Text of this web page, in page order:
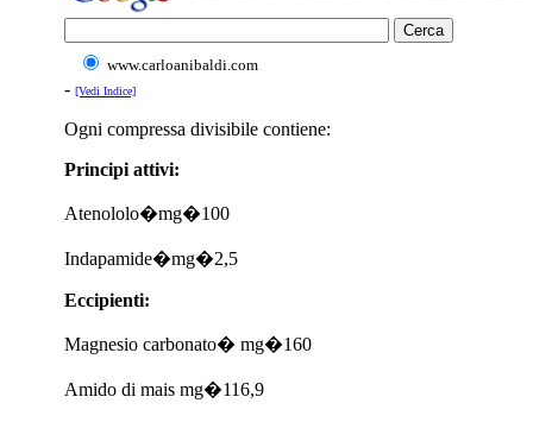
www.carloanibaldi.com
- [Vedi Indice]
Ogni compressa divisibile contiene:
Principi attivi:
Atenololo�mg�100
Indapamide�mg�2,5
Eccipienti:
Magnesio carbonato� mg�160
Amido di mais mg�116,9